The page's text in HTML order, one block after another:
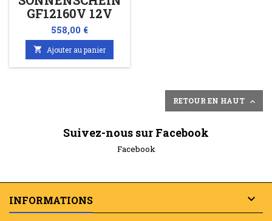
GF12160V 12V
196AH/C20
160AH/C5
Prix
558,00 €
 Ajouter au panier
RETOUR EN HAUT 
Suivez-nous sur Facebook
Facebook
INFORMATIONS 